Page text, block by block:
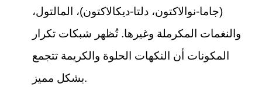
(جاما-نوالاكتون، دلتا-ديكالاكتون)، المالتول،
والنغمات المكرملة وغيرها. تُظهر شبكات تكرار
المكونات أن النكهات الحلوة والكريمة تتجمع
بشكل مميز.